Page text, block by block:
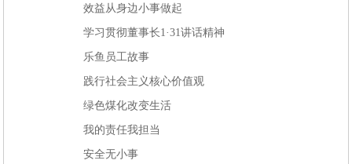
效益从身边小事做起
学习贯彻董事长1·31讲话精神
乐鱼员工故事
践行社会主义核心价值观
绿色煤化改变生活
我的责任我担当
安全无小事